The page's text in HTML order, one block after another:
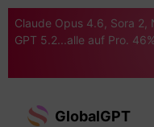
Claude Opus 4.6, Sora 2,
GPT 5.2...alle auf Pro.
GlobalGPT